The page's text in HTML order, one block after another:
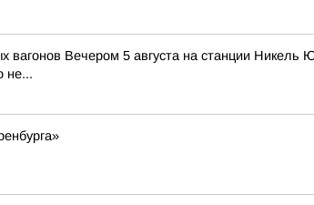
вагонов Вечером 5 августа на станции
не...